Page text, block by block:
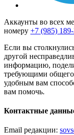
Аккаунты во всех
номеру +7 (985)
Если вы
другой
информацию,
требующими
удобным вам
вам помочь.
Контактные
Email редакции: